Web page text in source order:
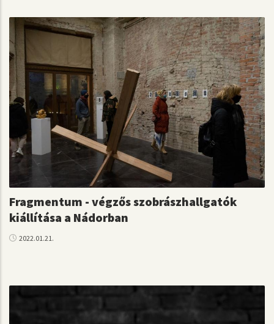
Fragmentum - végzős szobrászhallgatók
kiállítása a Nádorban
2022.01.21.